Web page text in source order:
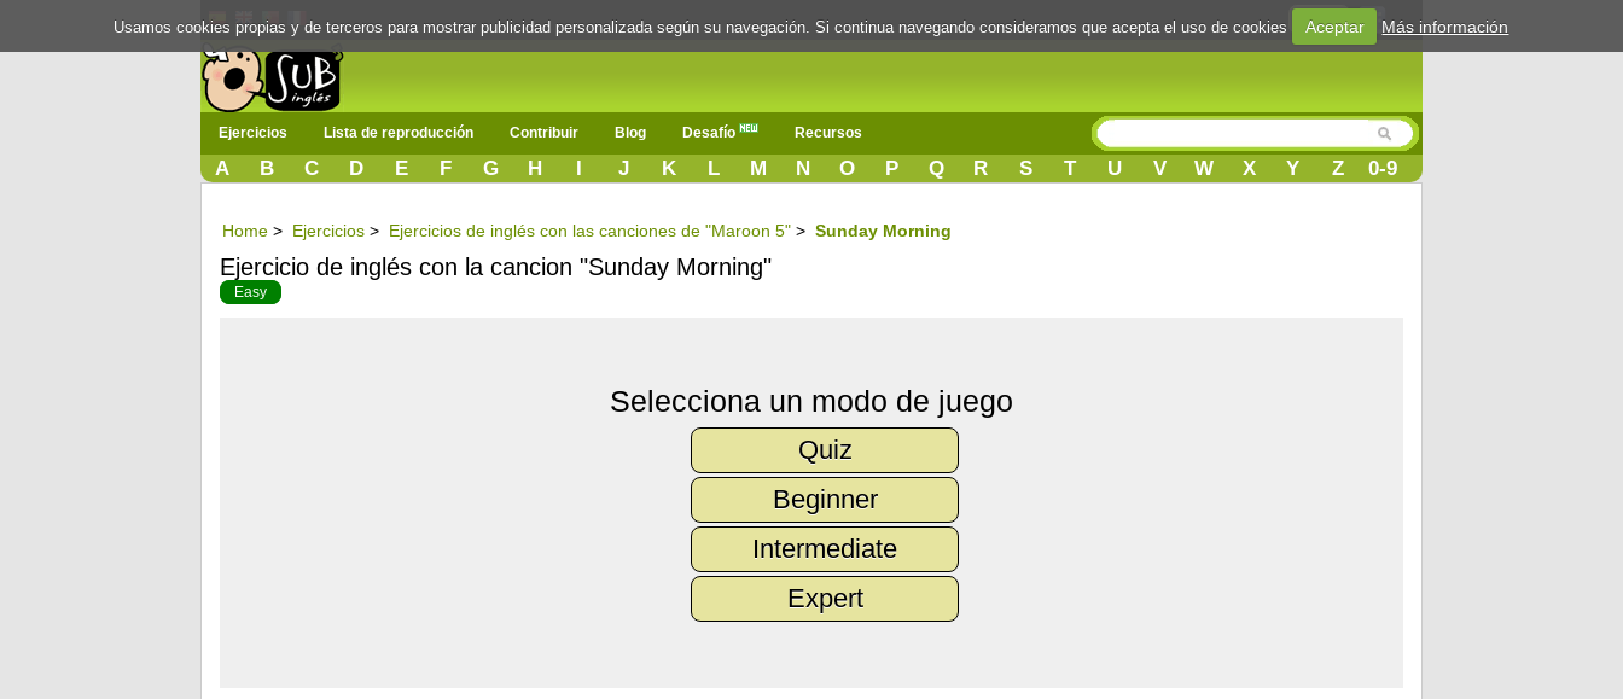
Login
Ejercicios Lista de reproducción Contribuir Blog Desafío Recursos
A B C D E F G H I J K L M N O P Q R S T U V W X Y Z 0-9
Home > Ejercicios > Ejercicios de inglés con las canciones de "Maroon 5" > Sunday Morning
Ejercicio de inglés con la cancion "Sunday Morning"
Easy
Selecciona un modo de juego
Quiz
Beginner
Intermediate
Expert
Usamos cookies propias y de terceros para mostrar publicidad personalizada según su navegación. Si continua navegando consideramos que acepta el uso de cookies Aceptar Más información